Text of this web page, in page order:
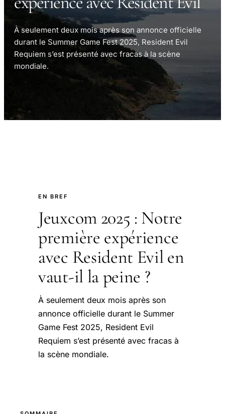
À seulement deux mois après son annonce officielle
durant le Summer Game Fest 2025, Resident Evil
Requiem s’est présenté avec fracas à la scène
mondiale.
EN BREF
Jeuxcom 2025 : Notre
première expérience
avec Resident Evil en
vaut-il la peine ?
À seulement deux mois après son
annonce officielle durant le Summer
Game Fest 2025, Resident Evil
Requiem s’est présenté avec fracas à
la scène mondiale.